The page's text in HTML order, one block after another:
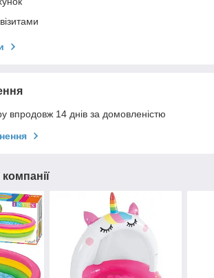
впродовж 14 днів за домовленістю